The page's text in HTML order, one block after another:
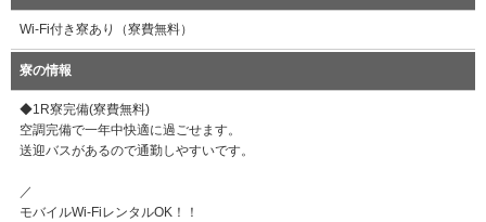
Wi-Fi付き寮あり（寮費無料）
寮の情報
◆1R寮完備(寮費無料)
空調完備で一年中快適に過ごせます。
送迎バスがあるので通勤しやすいです。
／
モバイルWi-FiレンタルOK！！